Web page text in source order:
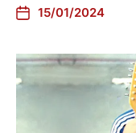
15/01/2024